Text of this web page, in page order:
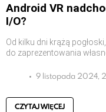
Android VR
I/O?
Od kilku dni krążą
do zaprezentowania
9 listopada 2024,
CZYTAJ WIĘCEJ